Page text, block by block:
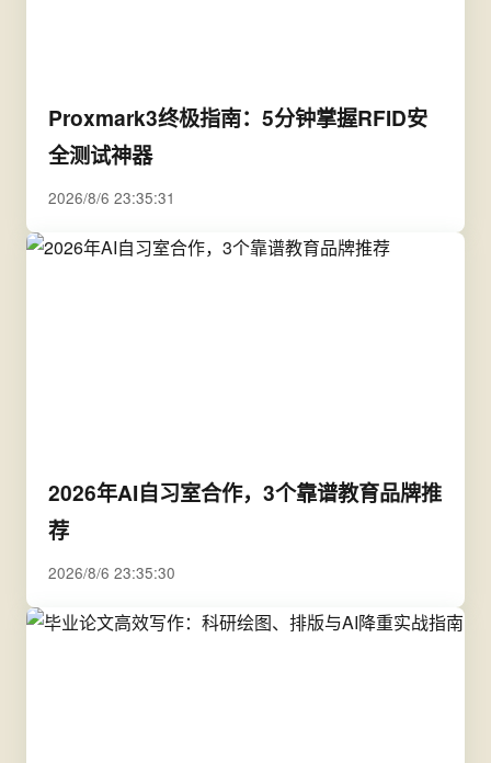
Proxmark3终极指南：5分钟掌握RFID安
全测试神器
2026/8/6 23:35:31
2026年AI自习室合作，3个靠谱教育品牌推
荐
2026/8/6 23:35:30